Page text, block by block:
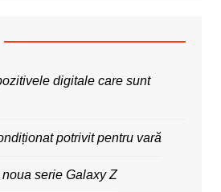
digitale care sunt
potrivit pentru vară
serie Galaxy Z